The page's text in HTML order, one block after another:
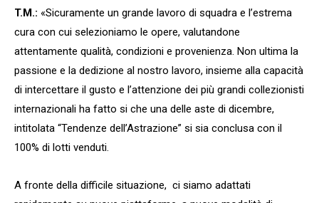
T.M.: «Sicuramente un grande lavoro di squadra e l’estrema
cura con cui selezioniamo le opere, valutandone
attentamente qualità, condizioni e provenienza. Non ultima la
passione e la dedizione al nostro lavoro, insieme alla capacità
di intercettare il gusto e l’attenzione dei più grandi collezionisti
internazionali ha fatto si che una delle aste di dicembre,
intitolata “Tendenze dell’Astrazione” si sia conclusa con il
100% di lotti venduti.
A fronte della difficile situazione, ci siamo adattati